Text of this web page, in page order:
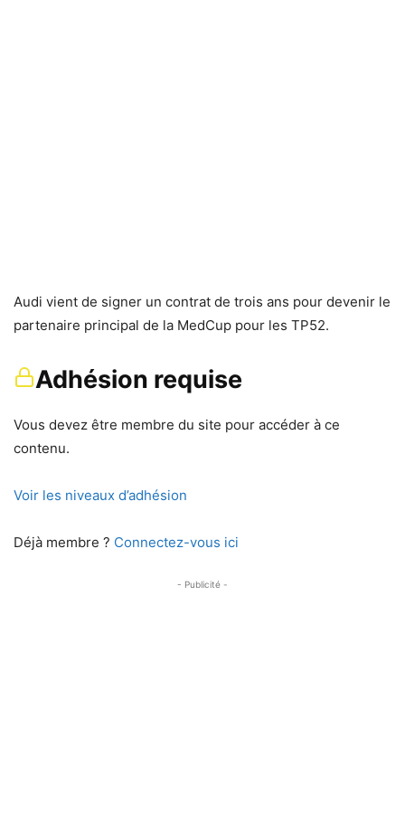
Audi vient de signer un contrat de trois ans pour devenir le
partenaire principal de la MedCup pour les TP52.
Adhésion requise
Vous devez être membre du site pour accéder à ce
contenu.
Voir les niveaux d’adhésion
Déjà membre ? Connectez-vous ici
- Publicité -